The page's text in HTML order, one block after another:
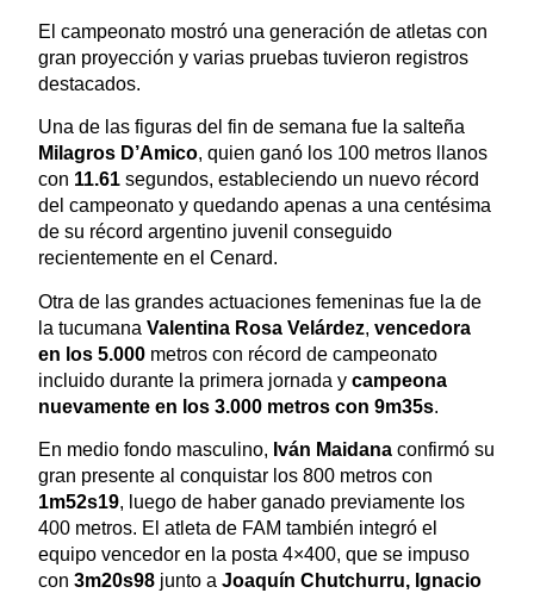
El campeonato mostró una generación de atletas con
gran proyección y varias pruebas tuvieron registros
destacados.
Una de las figuras del fin de semana fue la salteña
Milagros D’Amico, quien ganó los 100 metros llanos
con 11.61segundos, estableciendo un nuevo récord
del campeonato y quedando apenas a una centésima
de su récord argentino juvenil conseguido
recientemente en el Cenard.
Otra de las grandes actuaciones femeninas fue la de
la tucumana Valentina Rosa Velárdez, vencedora
en los 5.000metros con récord de campeonato
incluido durante la primera jornada y campeona
nuevamente en los 3.000 metros con 9m35s.
En medio fondo masculino, Iván Maidanaconfirmó su
gran presente al conquistar los 800 metros con
1m52s19, luego de haber ganado previamente los
400 metros. El atleta de FAM también integró el
equipo vencedor en la posta 4×400, que se impuso
con 3m20s98junto a Joaquín Chutchurru, Ignacio